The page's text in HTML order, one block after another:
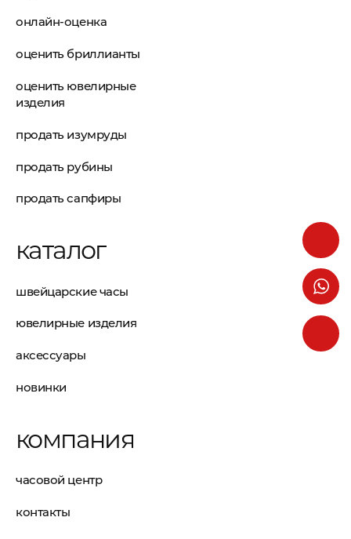
онлайн-оценка
оценить бриллианты
оценить ювелирные
изделия
продать изумруды
продать рубины
продать сапфиры
каталог
швейцарские часы
ювелирные изделия
аксессуары
новинки
компания
часовой центр
контакты